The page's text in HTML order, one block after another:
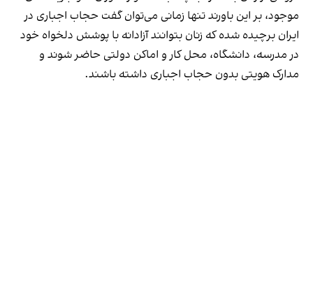
موجود، بر این باورند تنها زمانی می‌توان گفت حجاب اجباری در
ایران برچیده شده که زنان بتوانند آزادانه با پوشش دلخواه خود
در مدرسه، دانشگاه، محل کار و اماکن دولتی حاضر شوند و
مدارک هویتی بدون حجاب اجباری داشته باشند.